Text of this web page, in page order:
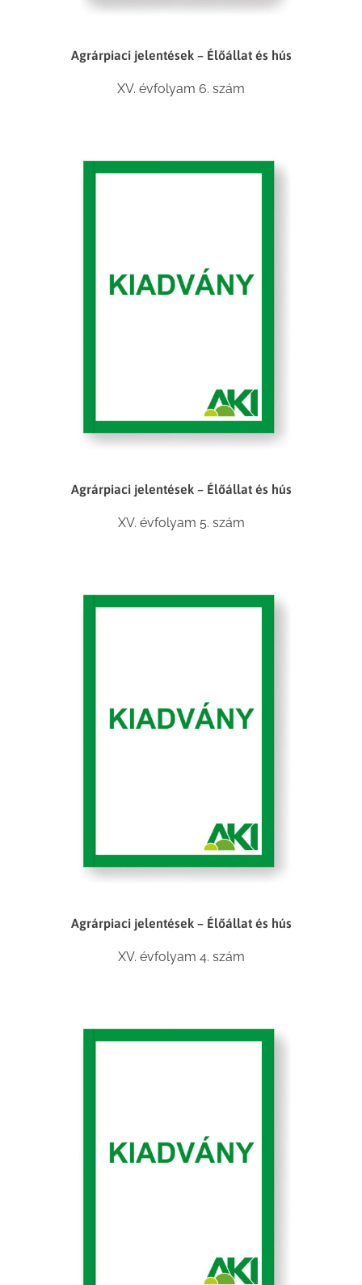
Agrárpiaci jelentések – Élőállat és hús
XV. évfolyam 6. szám
Agrárpiaci jelentések – Élőállat és hús
XV. évfolyam 5. szám
Agrárpiaci jelentések – Élőállat és hús
XV. évfolyam 4. szám